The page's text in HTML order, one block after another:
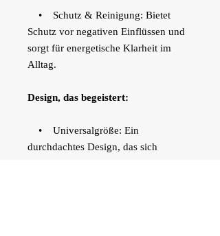
• Schutz & Reinigung: Bietet
Schutz vor negativen Einflüssen und
sorgt für energetische Klarheit im
Alltag.
Design, das begeistert:
• Universalgröße: Ein
durchdachtes Design, das sich